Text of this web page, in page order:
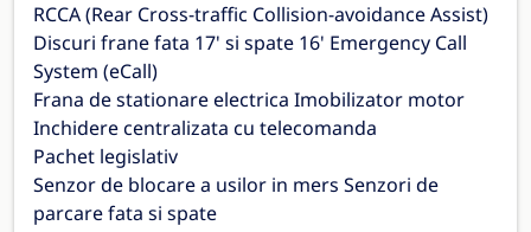
RCCA (Rear Cross-traffic Collision-avoidance Assist)
Discuri frane fata 17' si spate 16' Emergency Call
System (eCall)
Frana de stationare electrica Imobilizator motor
Inchidere centralizata cu telecomanda
Pachet legislativ
Senzor de blocare a usilor in mers Senzori de
parcare fata si spate